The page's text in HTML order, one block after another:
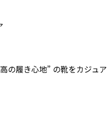
の履き心地” の靴をカジュ